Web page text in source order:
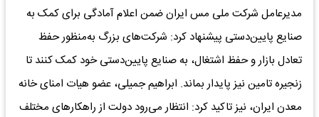
مدیرعامل شرکت ملی مس ایران ضمن اعلام آمادگی برای کمک به
صنایع پایین‌دستی پیشنهاد کرد: شرکت‌های بزرگ به‌منظور حفظ
تعادل بازار و حفظ اشتغال، به صنایع پایین‌دستی خود کمک کنند تا
زنجیره تامین نیز پایدار بماند. ابراهیم جمیلی، عضو هیات امنای خانه
معدن ایران، نیز تاکید کرد: انتظار می‌رود دولت از راهکارهای مختلف